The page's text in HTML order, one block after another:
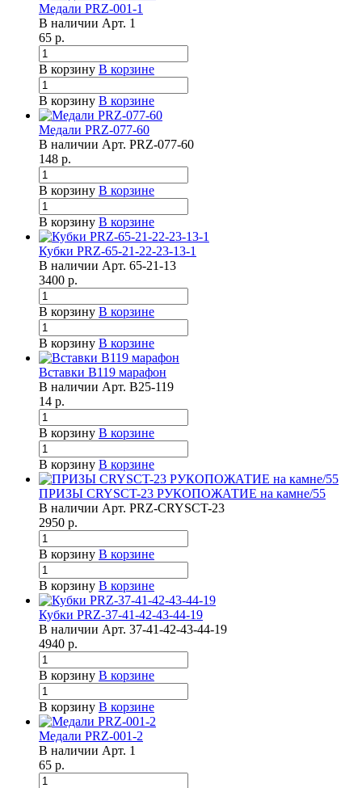
Медали PRZ-001-1
В наличии Арт. 1
65 р.
В корзину В корзине
В корзину В корзине
Медали PRZ-077-60
В наличии Арт. PRZ-077-60
148 р.
В корзину В корзине
В корзину В корзине
Кубки PRZ-65-21-22-23-13-1
В наличии Арт. 65-21-13
3400 р.
В корзину В корзине
В корзину В корзине
Вставки B119 марафон
В наличии Арт. B25-119
14 р.
В корзину В корзине
В корзину В корзине
ПРИЗЫ CRYSCT-23 РУКОПОЖАТИЕ на камне/55
В наличии Арт. PRZ-CRYSCT-23
2950 р.
В корзину В корзине
В корзину В корзине
Кубки PRZ-37-41-42-43-44-19
В наличии Арт. 37-41-42-43-44-19
4940 р.
В корзину В корзине
В корзину В корзине
Медали PRZ-001-2
В наличии Арт. 1
65 р.